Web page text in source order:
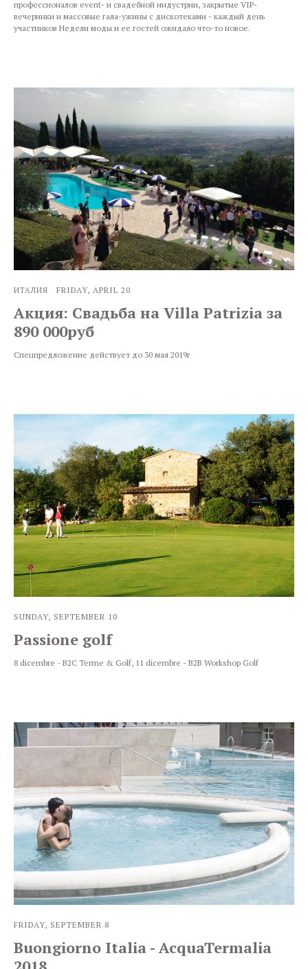
профессионалов event- и свадебной индустрии, закрытые VIP-
вечеринки и массовые гала-ужины с дискотеками - каждый день
участников Недели моды и ее гостей ожидало что-то новое.
ИТАЛИЯ FRIDAY, APRIL 20
Акция: Свадьба на Villa Patrizia за
890 000руб
Спецпредложение действует до 30 мая 2019г
SUNDAY, SEPTEMBER 10
Passione golf
8 dicembre - B2C Terme & Golf, 11 dicembre - B2B Workshop Golf
FRIDAY, SEPTEMBER 8
Buongiorno Italia - AcquaTermalia